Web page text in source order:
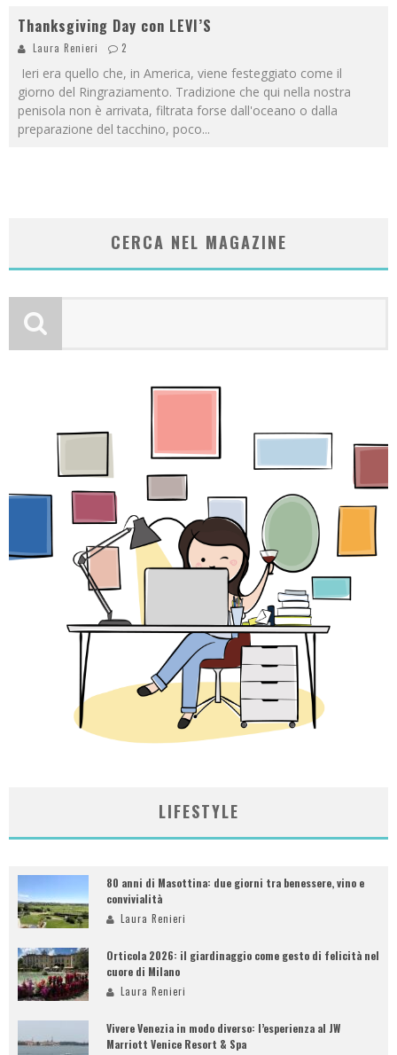
Thanksgiving Day con LEVI’S
Laura Renieri 2
Ieri era quello che, in America, viene festeggiato come il
giorno del Ringraziamento. Tradizione che qui nella nostra
penisola non è arrivata, filtrata forse dall'oceano o dalla
preparazione del tacchino, poco...
CERCA NEL MAGAZINE
LIFESTYLE
80 anni di Masottina: due giorni tra benessere, vino e
convivialità
Laura Renieri
Orticola 2026: il giardinaggio come gesto di felicità nel
cuore di Milano
Laura Renieri
Vivere Venezia in modo diverso: l’esperienza al JW
Marriott Venice Resort & Spa